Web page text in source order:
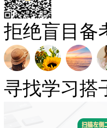
拒绝盲目备
寻找学习搭